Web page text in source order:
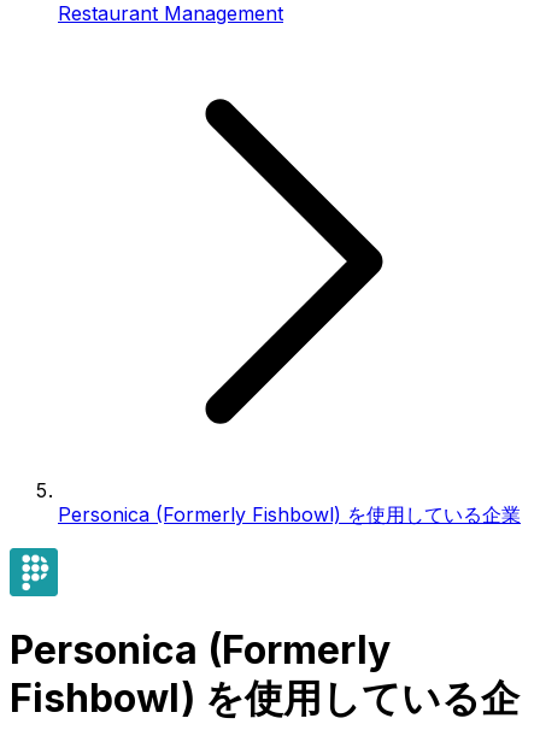
Restaurant Management
Personica (Formerly Fishbowl) を使用している企業
Personica (Formerly
Fishbowl) を使用している企